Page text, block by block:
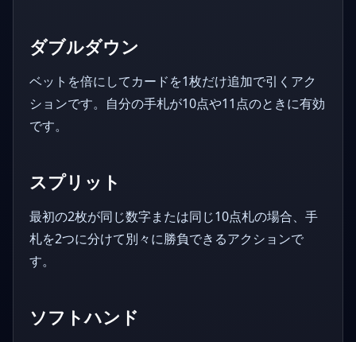
ダブルダウン
ベットを倍にしてカードを1枚だけ追加で引くアク
ションです。自分の手札が10点や11点のときに有効
です。
スプリット
最初の2枚が同じ数字または同じ10点札の場合、手
札を2つに分けて別々に勝負できるアクションで
す。
ソフトハンド